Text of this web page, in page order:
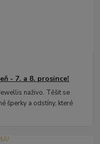
- 7. a 8. prosince!
naživo. Těšit se
šperky a odstíny, které